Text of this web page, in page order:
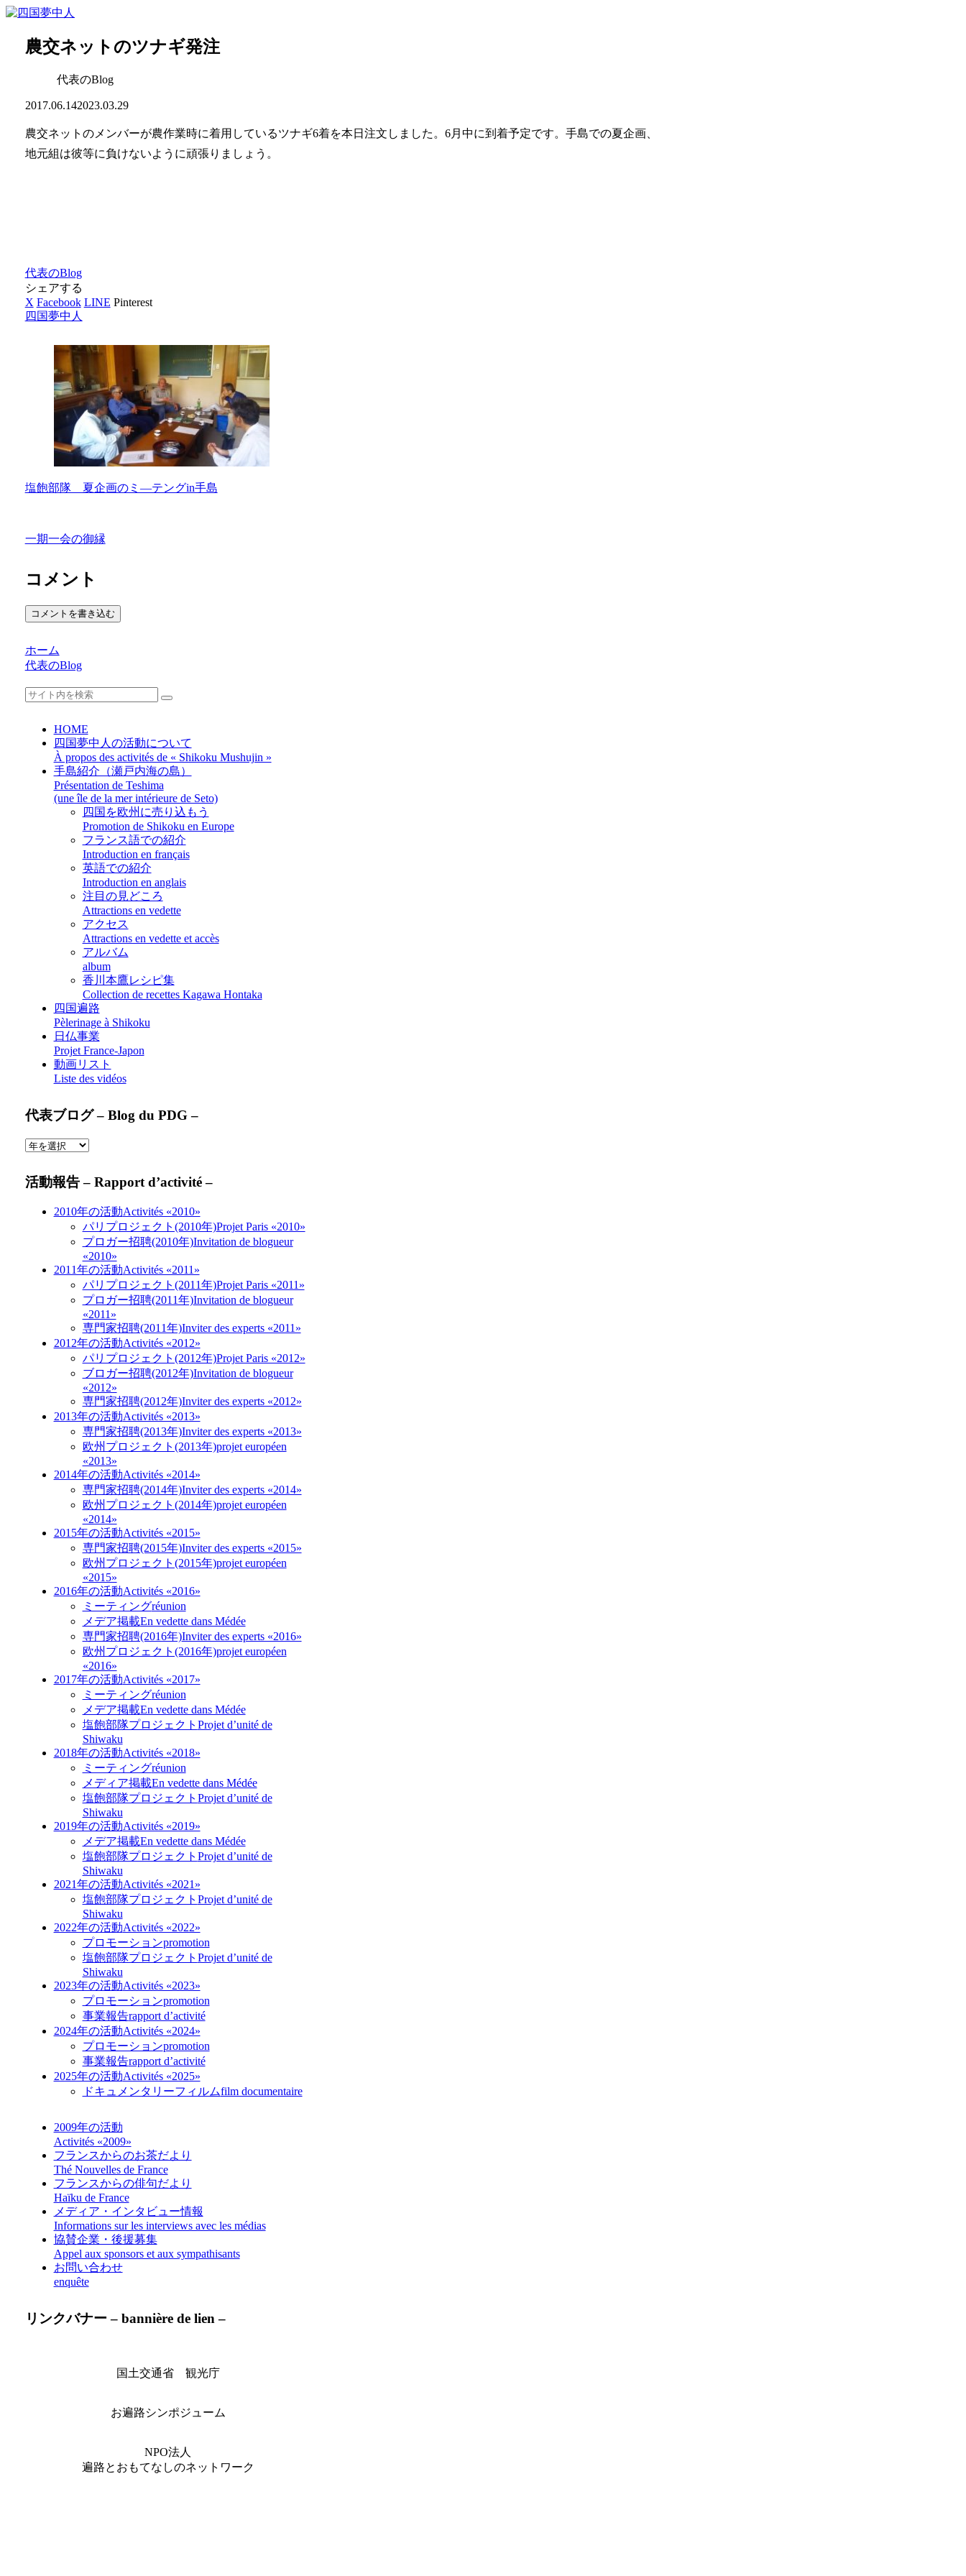
農交ネットのツナギ発注
代表のBlog
2017.06.142023.03.29
農交ネットのメンバーが農作業時に着用しているツナギ6着を本日注文しました。6月中に到着予定です。手島での夏企画、
地元組は彼等に負けないように頑張りましょう。
代表のBlog
シェアする
X Facebook LINE Pinterest
四国夢中人
塩飽部隊 夏企画のミ―テングin手島
一期一会の御縁
コメント
コメントを書き込む
ホーム
代表のBlog
HOME
四国夢中人の活動について
À propos des activités de « Shikoku Mushujin »
手島紹介（瀬戸内海の島）
Présentation de Teshima
(une île de la mer intérieure de Seto)
四国を欧州に売り込もう
Promotion de Shikoku en Europe
フランス語での紹介
Introduction en français
英語での紹介
Introduction en anglais
注目の見どころ
Attractions en vedette
アクセス
Attractions en vedette et accès
アルバム
album
香川本鷹レシピ集
Collection de recettes Kagawa Hontaka
四国遍路
Pèlerinage à Shikoku
日仏事業
Projet France-Japon
動画リスト
Liste des vidéos
代表ブログ – Blog du PDG –
活動報告 – Rapport d’activité –
2010年の活動Activités «2010»
パリプロジェクト(2010年)Projet Paris «2010»
プロガー招聘(2010年)Invitation de blogueur
«2010»
2011年の活動Activités «2011»
パリプロジェクト(2011年)Projet Paris «2011»
プロガー招聘(2011年)Invitation de blogueur
«2011»
専門家招聘(2011年)Inviter des experts «2011»
2012年の活動Activités «2012»
パリプロジェクト(2012年)Projet Paris «2012»
ブロガー招聘(2012年)Invitation de blogueur
«2012»
専門家招聘(2012年)Inviter des experts «2012»
2013年の活動Activités «2013»
専門家招聘(2013年)Inviter des experts «2013»
欧州プロジェクト(2013年)projet européen
«2013»
2014年の活動Activités «2014»
専門家招聘(2014年)Inviter des experts «2014»
欧州プロジェクト(2014年)projet européen
«2014»
2015年の活動Activités «2015»
専門家招聘(2015年)Inviter des experts «2015»
欧州プロジェクト(2015年)projet européen
«2015»
2016年の活動Activités «2016»
ミーティングréunion
メデア掲載En vedette dans Médée
専門家招聘(2016年)Inviter des experts «2016»
欧州プロジェクト(2016年)projet européen
«2016»
2017年の活動Activités «2017»
ミーティングréunion
メデア掲載En vedette dans Médée
塩飽部隊プロジェクト Projet d’unité de
Shiwaku
2018年の活動Activités «2018»
ミーティングréunion
メディア掲載En vedette dans Médée
塩飽部隊プロジェクト Projet d’unité de
Shiwaku
2019年の活動Activités «2019»
メデア掲載En vedette dans Médée
塩飽部隊プロジェクト Projet d’unité de
Shiwaku
2021年の活動Activités «2021»
塩飽部隊プロジェクト Projet d’unité de
Shiwaku
2022年の活動Activités «2022»
プロモーションpromotion
塩飽部隊プロジェクト Projet d’unité de
Shiwaku
2023年の活動Activités «2023»
プロモーションpromotion
事業報告rapport d’activité
2024年の活動Activités «2024»
プロモーションpromotion
事業報告rapport d’activité
2025年の活動Activités «2025»
ドキュメンタリーフィルムfilm documentaire
2009年の活動
Activités «2009»
フランスからのお茶だより
Thé Nouvelles de France
フランスからの俳句だより
Haïku de France
メディア・インタビュー情報
Informations sur les interviews avec les médias
協賛企業・後援募集
Appel aux sponsors et aux sympathisants
お問い合わせ
enquête
リンクバナー – bannière de lien –
国土交通省 観光庁
お遍路シンポジューム
NPO法人
遍路とおもてなしのネットワーク